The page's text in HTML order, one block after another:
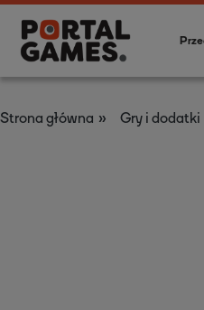
Strona główna » Gry i dodatki